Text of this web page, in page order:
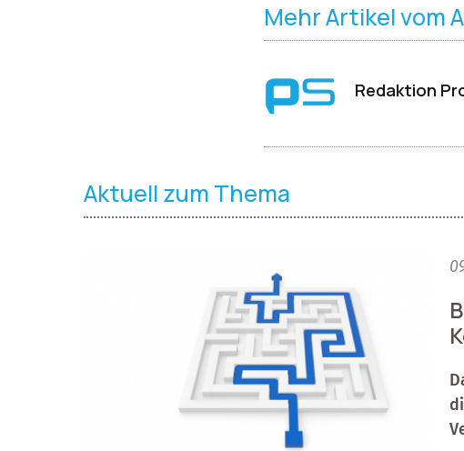
Mehr Artikel vom
Redaktion
Aktuell zum Thema